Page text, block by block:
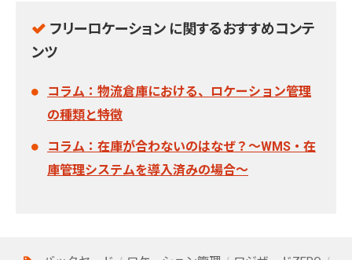
フリーロケーション に関するおすすめコンテ
ンツ
コラム：物流倉庫における、ロケーション管理
の種類と特徴
コラム：在庫が合わないのはなぜ？～WMS・在
庫管理システムを導入済みの場合～